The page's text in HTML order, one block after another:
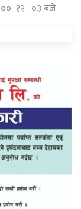
१२ : ०३ बजे